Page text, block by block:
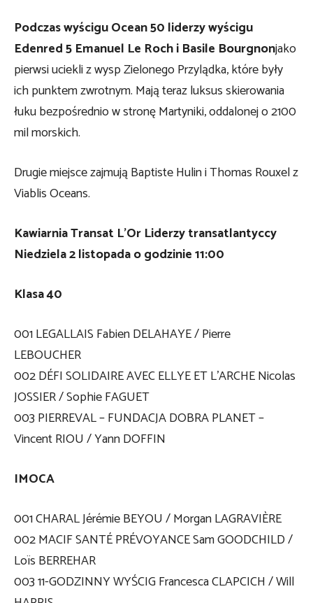
Podczas wyścigu Ocean 50 liderzy wyścigu
Edenred 5 Emanuel Le Roch i Basile Bourgnonjako
pierwsi uciekli z wysp Zielonego Przylądka, które były
ich punktem zwrotnym. Mają teraz luksus skierowania
łuku bezpośrednio w stronę Martyniki, oddalonej o 2100
mil morskich.
Drugie miejsce zajmują Baptiste Hulin i Thomas Rouxel z
Viablis Oceans.
Kawiarnia Transat L’Or Liderzy transatlantyccy
Niedziela 2 listopada o godzinie 11:00
Klasa 40
001 LEGALLAIS Fabien DELAHAYE / Pierre
LEBOUCHER
002 DÉFI SOLIDAIRE AVEC ELLYE ET L’ARCHE Nicolas
JOSSIER / Sophie FAGUET
003 PIERREVAL – FUNDACJA DOBRA PLANET –
Vincent RIOU / Yann DOFFIN
IMOCA
001 CHARAL Jérémie BEYOU / Morgan LAGRAVIÈRE
002 MACIF SANTÉ PRÉVOYANCE Sam GOODCHILD /
Loïs BERREHAR
003 11-GODZINNY WYŚCIG Francesca CLAPCICH / Will